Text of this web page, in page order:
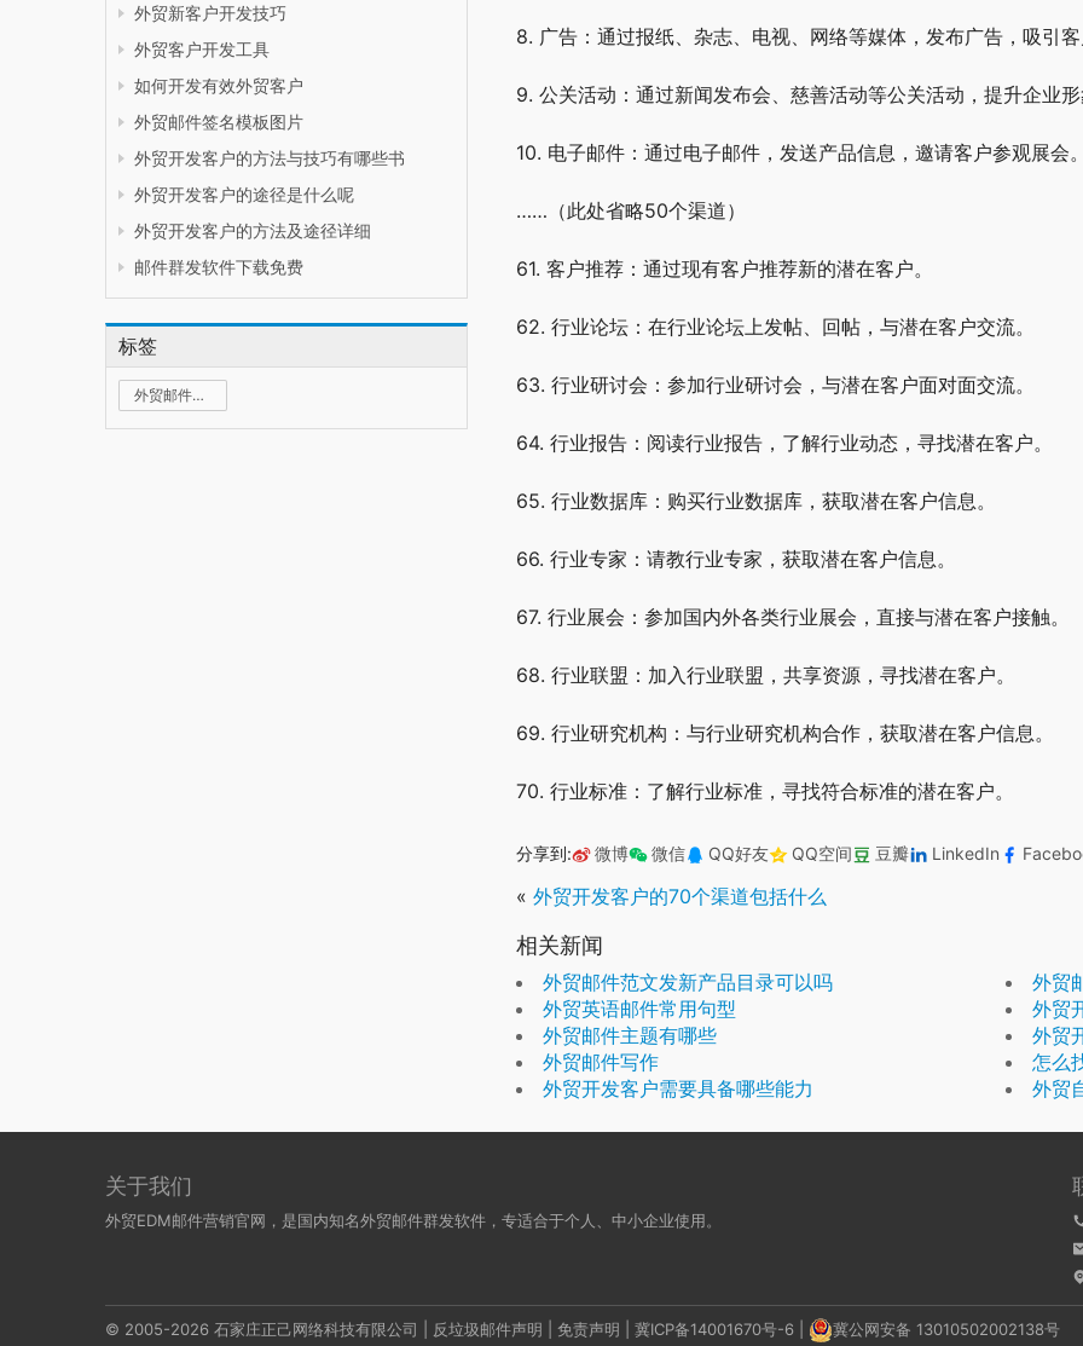
外贸新客户开发技巧
外贸客户开发工具
如何开发有效外贸客户
外贸邮件签名模板图片
外贸开发客户的方法与技巧有哪些书
外贸开发客户的途径是什么呢
外贸开发客户的方法及途径详细
邮件群发软件下载免费
标签
外贸邮件群发
8. 广告：通过报纸、杂志、电视、网络等媒体，发布广告，吸引
9. 公关活动：通过新闻发布会、慈善活动等公关活动，提升企业
10. 电子邮件：通过电子邮件，发送产品信息，邀请客户参观展会
……（此处省略50个渠道）
61. 客户推荐：通过现有客户推荐新的潜在客户。
62. 行业论坛：在行业论坛上发帖、回帖，与潜在客户交流。
63. 行业研讨会：参加行业研讨会，与潜在客户面对面交流。
64. 行业报告：阅读行业报告，了解行业动态，寻找潜在客户。
65. 行业数据库：购买行业数据库，获取潜在客户信息。
66. 行业专家：请教行业专家，获取潜在客户信息。
67. 行业展会：参加国内外各类行业展会，直接与潜在客户接触。
68. 行业联盟：加入行业联盟，共享资源，寻找潜在客户。
69. 行业研究机构：与行业研究机构合作，获取潜在客户信息。
70. 行业标准：了解行业标准，寻找符合标准的潜在客户。
分享到: 微博 微信 QQ好友 QQ空间 豆瓣 LinkedIn
« 外贸开发客户的70个渠道包括什么
相关新闻
外贸邮件范文发新产品目录可以吗
外贸
外贸英语邮件常用句型
外贸
外贸邮件主题有哪些
外贸
外贸邮件写作
怎么
外贸开发客户需要具备哪些能力
外贸
关于我们
外贸EDM邮件营销官网，是国内知名外贸邮件群发软件，专适合于个人、中小企业使用。
© 2005-2026 石家庄正己网络科技有限公司 | 反垃圾邮件声明 免责声明 冀ICP备14001670号-6 冀公网安备 13010502002138号